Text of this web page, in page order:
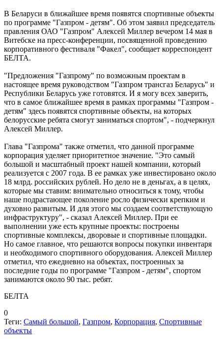
В Беларуси в ближайшее время появятся спортивные объекты
по программе "Газпром - детям". Об этом заявил председатель
правления ОАО "Газпром" Алексей Миллер вечером 14 мая в
Витебске на пресс-конференции, посвященной проведению
корпоративного фестиваля "Факел", сообщает корреспондент
БЕЛТА.
"Предложения "Газпрому" по возможным проектам в
настоящее время руководством "Газпром трансгаз Беларусь" и
Республики Беларусь уже готовятся. И я могу всех заверить,
что в самое ближайшее время в рамках программы "Газпром -
детям" здесь появятся спортивные объекты, на которых
белорусские ребята смогут заниматься спортом", - подчеркнул
Алексей Миллер.
Глава "Газпрома" также отметил, что данной программе
корпорация уделяет приоритетное значение. "Это самый
большой и масштабный проект нашей компании, который
реализуется с 2007 года. В ее рамках уже инвестировано около
18 млрд. российских рублей. Но дело не в деньгах, а в целях,
которые мы ставим: внимательно относиться к тому, чтобы
наше подрастающее поколение росло физически крепким и
духовно развитым. И для этого мы создаем соответствующую
инфраструктуру", - сказал Алексей Миллер. При ее
выполнении уже есть крупные проекты: построены
спортивные комплексы, дворовые и спортивные площадки.
Но самое главное, что решаются вопросы покупки инвентаря
и необходимого спортивного оборудования. Алексей Миллер
отметил, что ежедневно на объектах, построенных за
последние годы по программе "Газпром - детям", спортом
занимаются около 90 тыс. ребят.
БЕЛТА
0
Теги: Самый большой, Газпром, Корпорация, Спортивные
объекты